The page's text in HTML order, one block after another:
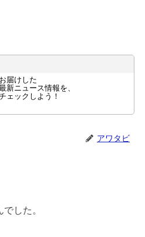
届けした
新ニュース情報を、
ェックしよう！
アワタビ
した。